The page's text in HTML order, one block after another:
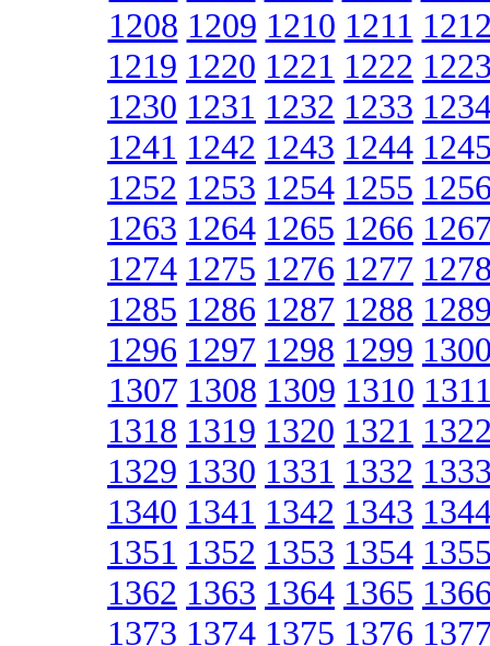
1208 1209 1210 1211
1219 1220 1221 1222
1230 1231 1232 1233
1241 1242 1243 1244
1252 1253 1254 1255
1263 1264 1265 1266
1274 1275 1276 1277
1285 1286 1287 1288
1296 1297 1298 1299
1307 1308 1309 1310
1318 1319 1320 1321
1329 1330 1331 1332
1340 1341 1342 1343
1351 1352 1353 1354
1362 1363 1364 1365
1373 1374 1375 1376